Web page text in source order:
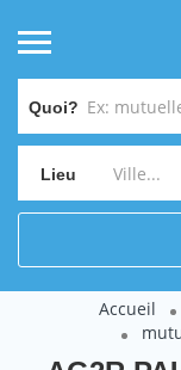
Quoi?
Lieu
Accueil